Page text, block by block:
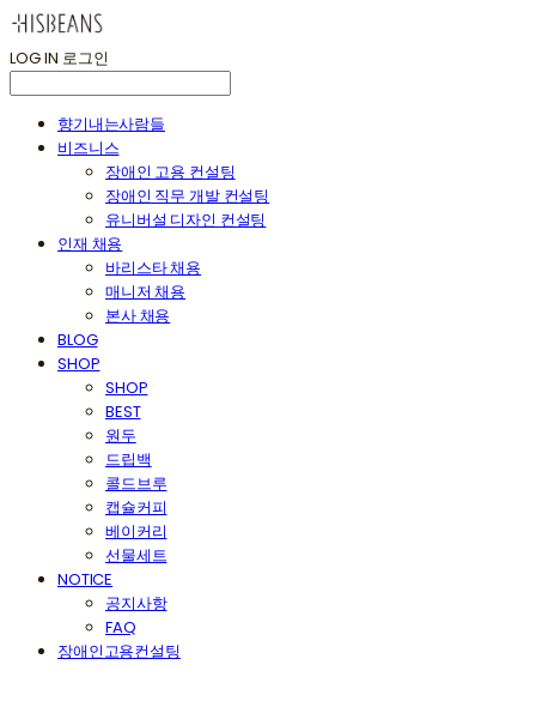
LOG IN 로그인
향기내는사람들
비즈니스
장애인 고용 컨설팅
장애인 직무 개발 컨설팅
유니버설 디자인 컨설팅
인재 채용
바리스타 채용
매니저 채용
본사 채용
BLOG
SHOP
SHOP
BEST
원두
드립백
콜드브루
캡슐커피
베이커리
선물세트
NOTICE
공지사항
FAQ
장애인고용컨설팅